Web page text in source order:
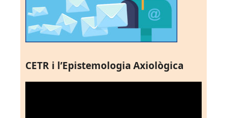
CETR i l’Epistemologia Axiològica